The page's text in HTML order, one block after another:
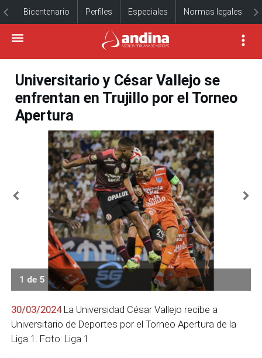
Bicentenario Perfiles Especiales Normas legales
Universitario y César Vallejo se
enfrentan en Trujillo por el Torneo
Apertura
1 de 5
30/03/2024La Universidad César Vallejo recibe a
Universitario de Deportes por el Torneo Apertura de la
Liga 1. Foto: Liga 1